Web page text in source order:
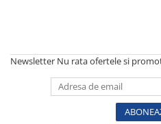
Oglinzi/Lampi frontale
Diapazon
Set ORL/Oftalmo
Newsletter Nu rata ofertele si